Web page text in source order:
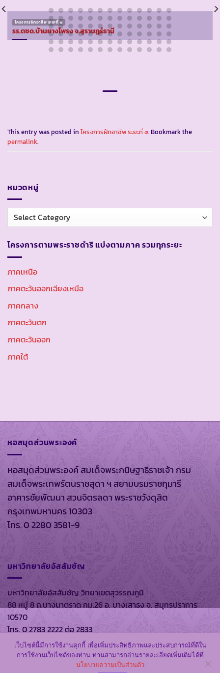
โครงการฝึกอาชีพ ระยะที่ ๔
รร.ตชด.บ้านยางโพรง จ.สุราษฏร์ธานี
This entry was posted in โครงการฝึกอาชีพ ระยะที่ ๔. Bookmark the
permalink.
หมวดหมู่
หมวด
หมู่
โครงการตามพระราชดำริ แบ่งตามภาค รวมทุกระยะ
ภาคเหนือ
ภาคตะวันออกเฉียงเหนือ
ภาคกลาง
ภาคตะวันตก
ภาคตะวันออก
ภาคใต้
หอสมุดส่วนพระองค์
หอสมุดส่วนพระองค์ สมเด็จพระกนิษฐาธิราชเจ้า กรม
สมเด็จพระเทพรัตนราชสุดา ฯ สยามบรมราชกุมารี
อาคารชัยพัฒนา สวนจิตรลดา พระราชวังดุสิต
กรุงเทพมหานคร 10303
โทร. 0 2280 3581-9
มหาวิทยาลัยอัสสัมชัญ
มหาวิทยาลัยอัสสัมชัญ วิทยาเขตสุวรรณภูมิ
88 หมู่ 8 ถ.บางนาตราด กม.26 อ. บางเสาธง จ. สมุทรปราการ
10570
โทร. 0 2783 2222 ต่อ 2833
สงวนลิขสิทธิ์ พ.ศ. 2569 ตาม พรบ.ลิขสิทธิ์ พ.ศ. 2537 โดย
เว็บไซต์นี้มีการใช้งานคุกกี้ เพื่อเพิ่มประสิทธิภาพและประสบการณ์ที่ดีใน
การใช้งานเว็บไซต์ของท่าน ท่านสามารถอ่านรายละเอียดเพิ่มเติมได้ที่
นโยบายความเป็นส่วนตัว